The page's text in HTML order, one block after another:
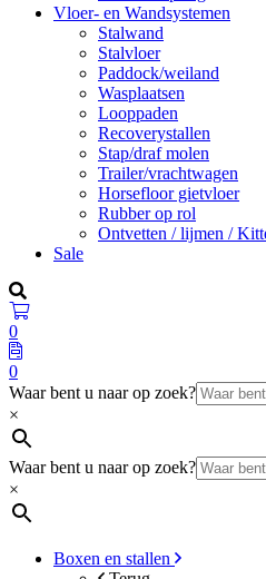
Vloer- en Wandsystemen
Stalwand
Stalvloer
Paddock/weiland
Wasplaatsen
Looppaden
Recoverystallen
Stap/draf molen
Trailer/vrachtwagen
Horsefloor gietvloer
Rubber op rol
Ontvetten / lijmen /
Sale
0
0
Waar bent u naar op zoek?
×
Waar bent u naar op zoek?
×
Boxen en stallen